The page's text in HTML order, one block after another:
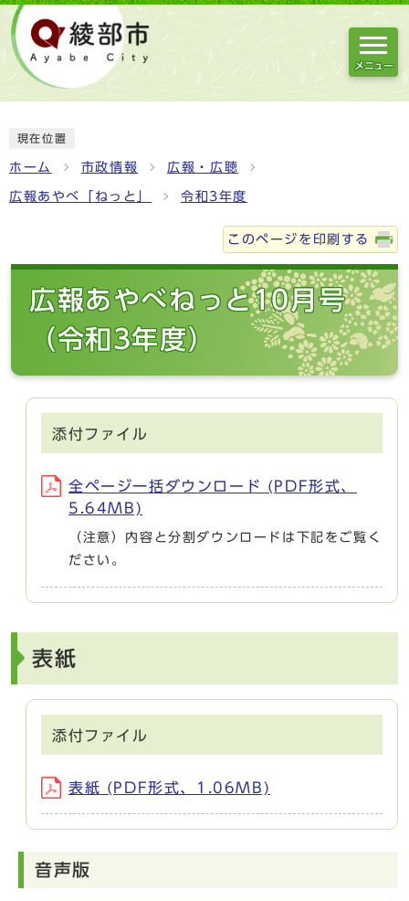
メニュー
現在位置
ホーム 市政情報 広報・広聴
広報あやべ「ねっと」 令和3年度
このページを印刷する
広報あやべねっと10月号
（令和3年度）
添付ファイル
全ページ一括ダウンロード (PDF形式、
5.64MB)
（注意）内容と分割ダウンロードは下記をご覧く
ださい。
表紙
添付ファイル
表紙 (PDF形式、1.06MB)
音声版